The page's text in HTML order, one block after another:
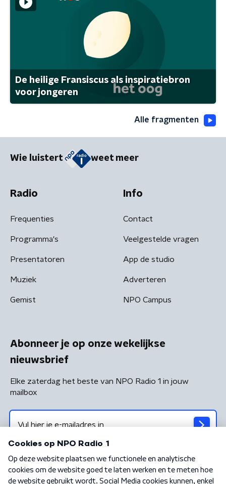
De heilige Fransiscus als inspiratiebron
voor jongeren
Alle fragmenten
Wie luistert weet meer
Radio
Frequenties
Programma's
Presentatoren
Muziek
Gemist
Info
Contact
Veelgestelde vragen
App de studio
Adverteren
NPO Campus
Abonneer je op onze wekelijkse
nieuwsbrief
Elke zaterdag het beste van NPO Radio 1 in jouw
mailbox